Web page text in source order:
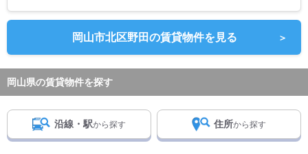
岡山市北区野田の賃貸物件を見る ＞
岡山県の賃貸物件を探す
沿線・駅から探す 住所から探す